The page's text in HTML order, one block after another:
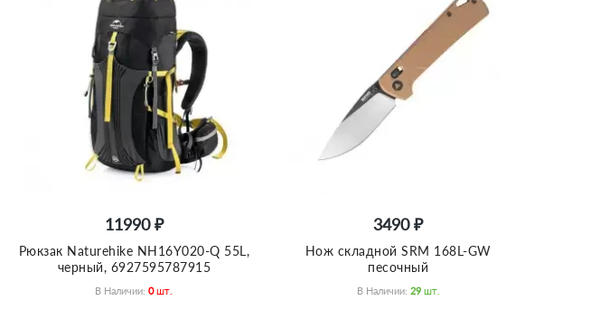
11990 ₽
Рюкзак Naturehike NH16Y020-Q 55L,
черный, 6927595787915
В Наличии:0 Шт.
3490 ₽
Нож складной SRM 168L-GW
песочный
В Наличии: 29 Шт.